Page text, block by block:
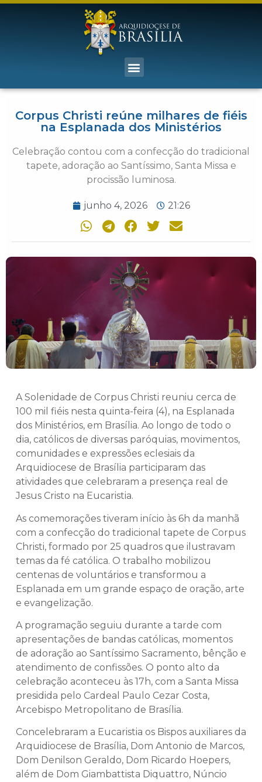
Corpus Christi reúne milhares de fiéis
na Esplanada dos Ministérios
Celebração contou com a confecção do tradicional
tapete, adoração ao Santíssimo, Santa Missa e
procissão luminosa.
junho 4, 2026 21:26
A Solenidade de Corpus Christi reuniu cerca de
100 mil fiéis nesta quinta-feira (4), na Esplanada
dos Ministérios, em Brasília. Ao longo de todo o
dia, católicos de diversas paróquias, movimentos,
comunidades e expressões eclesiais da
Arquidiocese de Brasília participaram das
atividades que celebraram a presença real de
Jesus Cristo na Eucaristia.
As comemorações tiveram início às 6h da manhã
com a confecção do tradicional tapete de Corpus
Christi, formado por 25 quadros que ilustravam
temas da fé católica. O trabalho mobilizou
centenas de voluntários e transformou a
Esplanada em um grande espaço de oração, arte
e evangelização.
A programação seguiu durante a tarde com
apresentações de bandas católicas, momentos
de adoração ao Santíssimo Sacramento, bênção e
atendimento de confissões. O ponto alto da
celebração aconteceu às 17h, com a Santa Missa
presidida pelo Cardeal Paulo Cezar Costa,
Arcebispo Metropolitano de Brasília.
Concelebraram a Eucaristia os Bispos auxiliares da
Arquidiocese de Brasília, Dom Antonio de Marcos,
Dom Denilson Geraldo, Dom Ricardo Hoepers,
além de Dom Giambattista Diquattro, Núncio